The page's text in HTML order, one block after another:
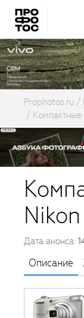
Prophotos.ru
Дата анонса:
Описание